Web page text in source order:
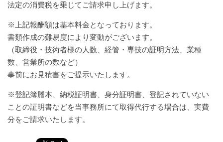
法定の消費税を乗じてご請求申し上げます。
※上記報酬額は基本料金となっております。
書類作成の難易度により変動がございます。
（取締役・技術者様の人数、経管・専技の証明方法、業種
数、営業所の数など）
事前にお見積書をご提示いたします。
※登記簿謄本、納税証明書、身分証明書、登記されていない
ことの証明書などを当事務所にて取得代行する場合は、実費
分をご請求いたします。